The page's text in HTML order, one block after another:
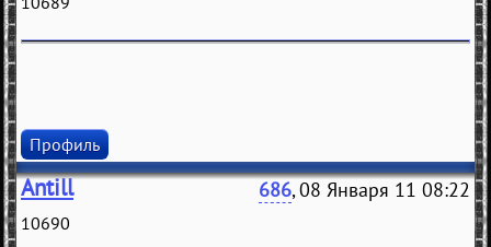
Профиль
Antill 686, 08 Января 11 08:22
10690